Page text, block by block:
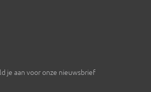
je aan voor onze nieuwsbrief